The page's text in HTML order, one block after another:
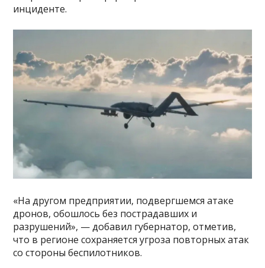
инциденте.
«На другом предприятии, подвергшемся атаке
дронов, обошлось без пострадавших и
разрушений», — добавил губернатор, отметив,
что в регионе сохраняется угроза повторных атак
со стороны беспилотников.